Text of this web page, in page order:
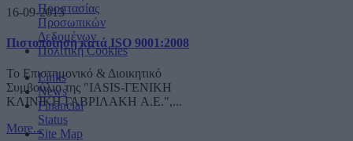
16-09-2013
Πιστοποίηση κατά ISO 9001:2008
Το Επιστημονικό & Διοικητικό
Συμβούλιο της "IASIS-ΓΕΝΙΚΗ
ΚΛΙΝΙΚΗ ΓΑΒΡΙΛΑΚΗ A.E.",...
More...
Προστασίας
Προσωπικών
Δεδομένων
Πολιτική Cookies
Links
News
Financial
Status
Site Map